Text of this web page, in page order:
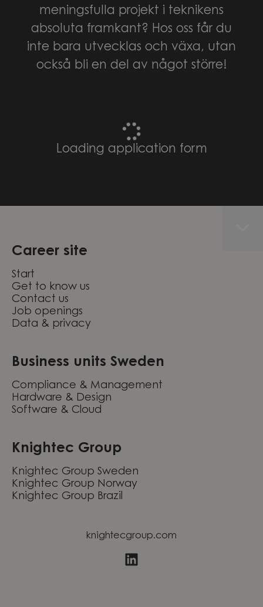
meningsfulla projekt i teknikens
absoluta framkant? Hos oss får du
inte bara utvecklas och växa, utan
också bli en del av något större!
Loading application form
Career site
Start
Get to know us
Contact us
Job openings
Data & privacy
Business units Sweden
Compliance & Management
Hardware & Design
Software & Cloud
Knightec Group
Knightec Group Sweden
Knightec Group Norway
Knightec Group Brazil
knightecgroup.com